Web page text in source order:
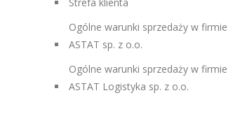
Ogólne warunki sprzedaży w firmie
ASTAT sp. z o.o.
Ogólne warunki sprzedaży w firmie
ASTAT Logistyka sp. z o.o.